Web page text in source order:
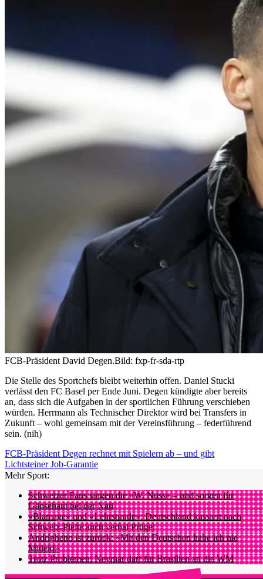
FCB-Präsident David Degen.Bild: fxp-fr-sda-rtp
Die Stelle des Sportchefs bleibt weiterhin offen. Daniel Stucki
verlässt den FC Basel per Ende Juni. Degen kündigte aber bereits
an, dass sich die Aufgaben in der sportlichen Führung verschieben
würden. Herrmann als Technischer Direktor wird bei Transfers in
Zukunft – wohl gemeinsam mit der Vereinsführung – federführend
sein. (nih)
FCB-Präsident Degen rechnet mit Spielern ab – und gibt
Lichtsteiner Job-Garantie
Mehr Sport:
Schweizer Fans singen die «W. Nuss» – und sorgen für
Gänsehaut bei der Nati
«Blamage» und «Lehrstunde»: Deutschland kassiert nach
Schweiz-Pleite auch verbal Prügel
Andrighetto ist zurück: «Mit den Deutschen habe ich nie
Mitleid»
Trotz Problemen: Neymar darf für Brasilien an die WM